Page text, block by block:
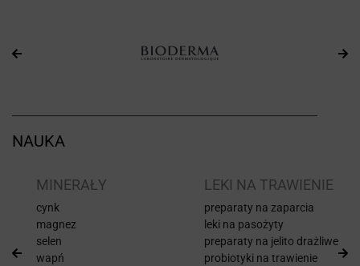
NAUKA
MINERAŁY
cynk
magnez
selen
wapń
LEKI NA TRAWIENIE
preparaty na zaparcia
leki na pasożyty
preparaty na jelito drażliwe
probiotyki na trawienie